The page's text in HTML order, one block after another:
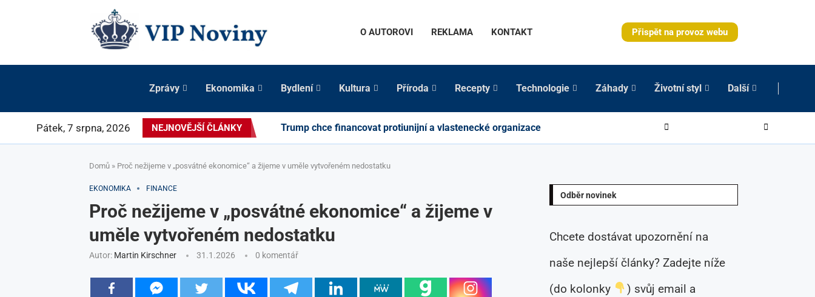
O AUTOROVI REKLAMA KONTAKT Přispět na provoz webu
Zprávy Ekonomika Bydlení Kultura Příroda Recepty Technologie Záhady Životní styl Další
Pátek, 7 srpna, 2026 NEJNOVĚJŠÍ ČLÁNKY Trump chce financovat protiunijní a vlastenecké organizace
Domů » Proč nežijeme v „posvátné ekonomice“ a žijeme v uměle vytvořeném nedostatku
EKONOMIKA FINANCE
Proč nežijeme v „posvátné ekonomice“ a žijeme v
uměle vytvořeném nedostatku
Autor: Martin Kirschner 31.1.2026 0 komentář
Odběr novinek
Chcete dostávat upozornění na
naše nejlepší články? Zadejte níže
(do kolonky
) svůj email a